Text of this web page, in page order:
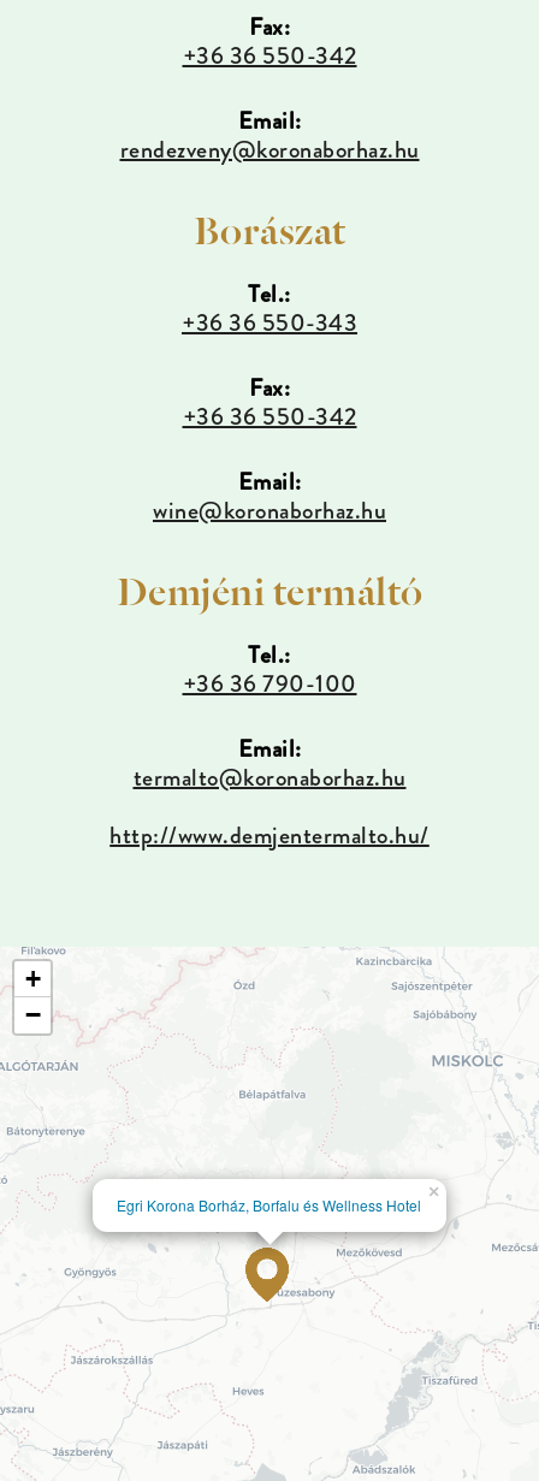
Fax:
+36 36 550-342
Email:
rendezveny@koronaborhaz.hu
Borászat
Tel.:
+36 36 550-343
Fax:
+36 36 550-342
Email:
wine@koronaborhaz.hu
Demjéni termáltó
Tel.:
+36 36 790-100
Email:
termalto@koronaborhaz.hu
http://www.demjentermalto.hu/
Egri Korona Borház, Borfalu és Wellness Hotel
×
+
−